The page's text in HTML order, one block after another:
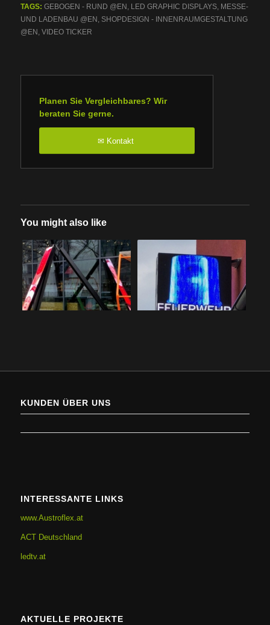
TAGS: GEBOGEN - RUND @EN LED GRAPHIC DISPLAYS,
MESSE-
UND LADENBAU @EN
SHOPDESIGN - INNENRAUMGESTALTUNG
@EN
VIDEO TICKER
Planen Sie Vergleichbares? Wir
beraten Sie gerne.
✉ Kontakt
You might also like
KUNDEN ÜBER UNS
INTERESSANTE LINKS
www.Austroflex.at
ACT Deutschland
ledtv.at
AKTUELLE PROJEKTE